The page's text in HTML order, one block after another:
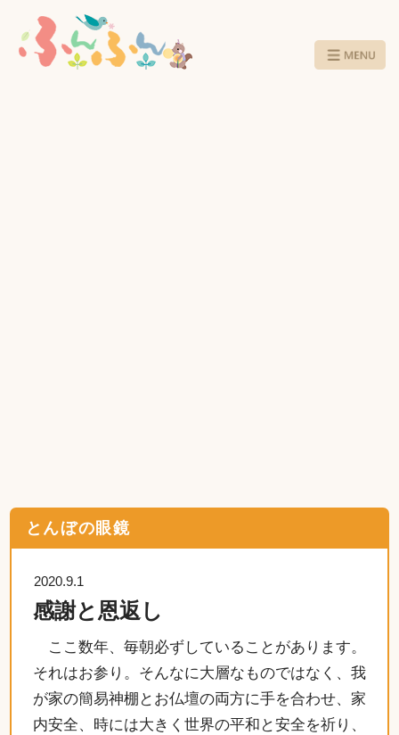
とんぼの眼鏡
2020.9.1
感謝と恩返し
ここ数年、毎朝必ずしていることがあります。
それはお参り。そんなに大層なものではなく、我
が家の簡易神棚とお仏壇の両方に手を合わせ、家
内安全、時には大きく世界の平和と安全を祈り、